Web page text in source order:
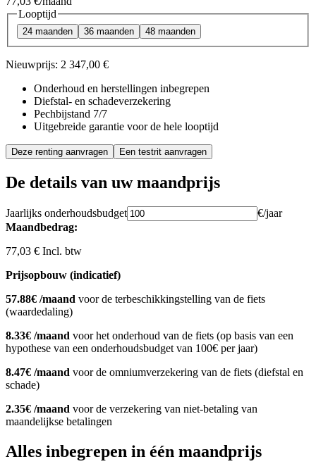
Looptijd
24 maanden 36 maanden 48 maanden
Nieuwprijs: 2 347,00 €
Onderhoud en herstellingen inbegrepen
Diefstal- en schadeverzekering
Pechbijstand 7/7
Uitgebreide garantie voor de hele looptijd
Deze renting aanvragen Een testrit aanvragen
De details van uw maandprijs
Jaarlijks onderhoudsbudget
€/jaar
Maandbedrag:
77,03 € Incl. btw
Prijsopbouw (indicatief)
57.88€ /maand voor de terbeschikkingstelling van de fiets
(waardedaling)
8.33€ /maand voor het onderhoud van de fiets (op basis van een
hypothese van een onderhoudsbudget van 100€ per jaar)
8.47€ /maand voor de omniumverzekering van de fiets (diefstal en
schade)
2.35€ /maand voor de verzekering van niet-betaling van
maandelijkse betalingen
Alles inbegrepen in één maandprijs